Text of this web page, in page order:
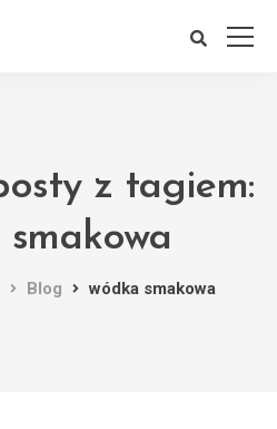
z tagiem:
Blog wódka smakowa